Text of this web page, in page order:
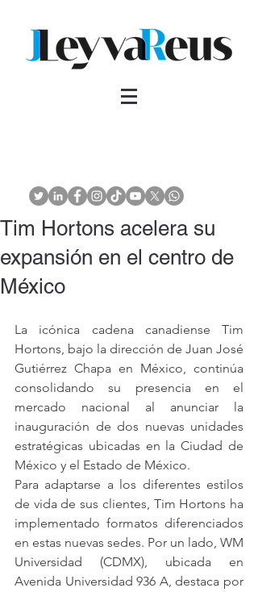
Tim Hortons acelera su
expansión en el centro de
México
La icónica cadena canadiense Tim
Hortons, bajo la dirección de Juan José
Gutiérrez Chapa en México, continúa
consolidando su presencia en el
mercado nacional al anunciar la
inauguración de dos nuevas unidades
estratégicas ubicadas en la Ciudad de
México y el Estado de México.
Para adaptarse a los diferentes estilos
de vida de sus clientes, Tim Hortons ha
implementado formatos diferenciados
en estas nuevas sedes. Por un lado, WM
Universidad (CDMX), ubicada en
Avenida Universidad 936 A, destaca por